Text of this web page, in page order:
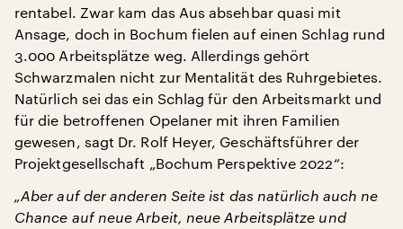
rentabel. Zwar kam das Aus absehbar quasi mit
Ansage, doch in Bochum fielen auf einen Schlag rund
3.000 Arbeitsplätze weg. Allerdings gehört
Schwarzmalen nicht zur Mentalität des Ruhrgebietes.
Natürlich sei das ein Schlag für den Arbeitsmarkt und
für die betroffenen Opelaner mit ihren Familien
gewesen, sagt Dr. Rolf Heyer, Geschäftsführer der
Projektgesellschaft „Bochum Perspektive 2022“:
„Aber auf der anderen Seite ist das natürlich auch ne
Chance auf neue Arbeit, neue Arbeitsplätze und